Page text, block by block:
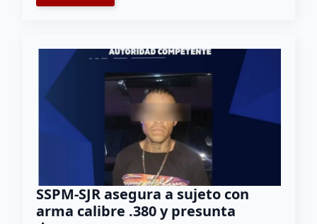
SSPM-SJR asegura a sujeto con
arma calibre .380 y presunta